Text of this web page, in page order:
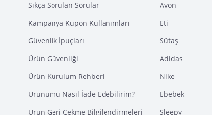
Sıkça Sorulan Sorular
Kampanya Kupon Kullanımları
Güvenlik İpuçları
Ürün Güvenliği
Ürün Kurulum Rehberi
Ürünümü Nasıl İade Edebilirim?
Ürün Geri Çekme Bilgilendirmeleri
Avon
Eti
Sütaş
Adidas
Nike
Ebebek
Sleepy